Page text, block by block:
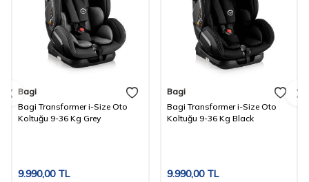
Bagi
Bagi Transformer i-Size Oto
Koltuğu 9-36 Kg Grey
9.990,00TL
Bagi
Bagi Transformer i-Size Oto
Koltuğu 9-36 Kg Black
9.990,00TL